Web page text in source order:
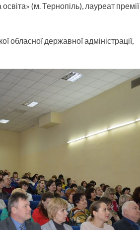
(м. Тернопіль), лауреат премії
обласної державної адміністрації,